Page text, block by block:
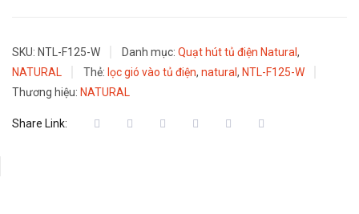
SKU: NTL-F125-W Danh mục: Quạt hút tủ điện Natural ,
NATURAL
Thẻ: lọc gió vào tủ điện, natural , NTL-F125-W
Thương hiệu: NATURAL
Share Link: